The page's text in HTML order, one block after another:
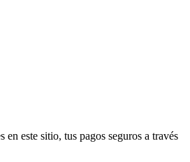
en este sitio, tus pagos seguros a través